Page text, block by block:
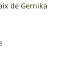
de Gernika